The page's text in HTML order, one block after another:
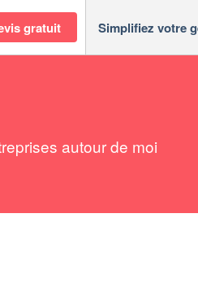
gratuit Simplifiez votre
autour de moi